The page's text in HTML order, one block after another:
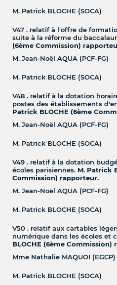
M. Patrick BLOCHE (SOCA)
V47 . relatif à l'offre de
suite à la réforme du
(6ème Commission)
M. Jean-Noël AQUA (PCF-FG)
M. Patrick BLOCHE (SOCA)
V48 . relatif à la dotation
postes des établissements
Patrick BLOCHE (6ème
M. Jean-Noël AQUA (PCF-FG)
M. Patrick BLOCHE (SOCA)
V49 . relatif à la dotation
écoles parisiennes. M. Patrick
Commission) rapporteur.
M. Jean-Noël AQUA (PCF-FG)
M. Patrick BLOCHE (SOCA)
V50 . relatif aux cartables
numérique dans les écoles et
BLOCHE (6ème Commission)
Mme Nathalie MAQUOI (EGCP)
M. Patrick BLOCHE (SOCA)